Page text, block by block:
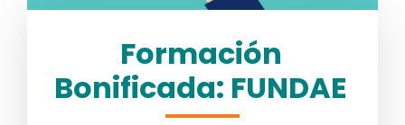
Formación
Bonificada: FUNDAE